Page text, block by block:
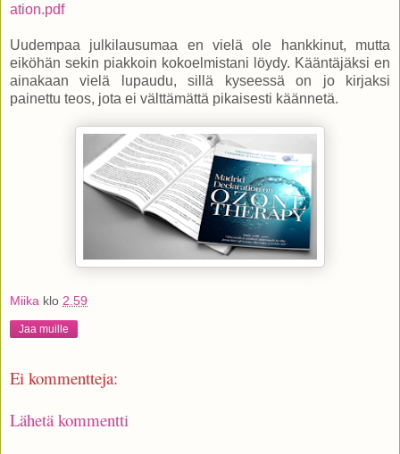
ation.pdf
Uudempaa julkilausumaa en vielä ole hankkinut, mutta
eiköhän sekin piakkoin kokoelmistani löydy. Kääntäjäksi en
ainakaan vielä lupaudu, sillä kyseessä on jo kirjaksi
painettu teos, jota ei välttämättä pikaisesti käännetä.
Miika klo 2.59
Jaa muille
Ei kommentteja:
Lähetä kommentti